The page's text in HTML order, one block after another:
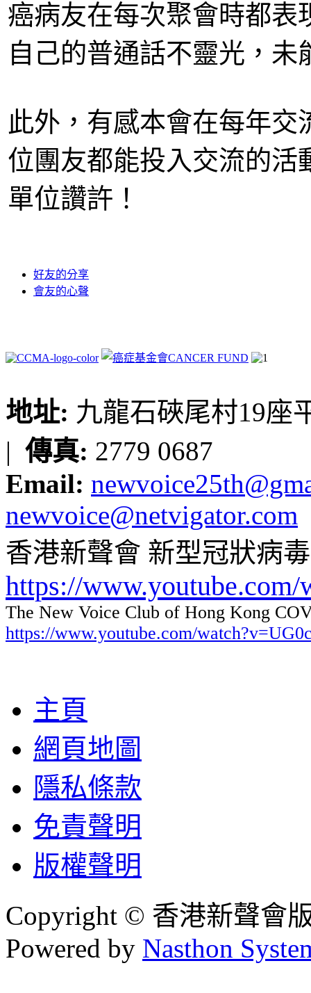
癌病友在每次聚會時都表
自己的普通話不靈光，未
此外，有感本會在每年
位團友都能投入交流的活
單位讚許！
好友的分享
會友的心聲
地址: 九龍石硤尾村19座
| 傳真: 2779 0687
Email:
newvoice@netvigator.com
香港新聲會 新型冠狀病
https://
The New Voice Club of Hong Kong
https://www.youtube.com/
主頁
網頁地圖
隱私條款
免責聲明
版權聲明
Copyright © 香港新聲會
Powered by Nasthon